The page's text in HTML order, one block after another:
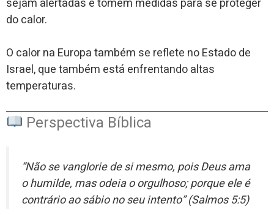
do calor.
O calor na Europa também se reflete no Estado de
Israel, que também está enfrentando altas
temperaturas.
Perspectiva Bíblica
“Não se vanglorie de si mesmo, pois Deus ama
o humilde, mas odeia o orgulhoso; porque ele é
contrário ao sábio no seu intento” (Salmos 5:5)